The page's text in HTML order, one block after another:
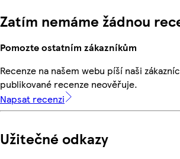
Zatím nemáme žádnou
Pomozte ostatním zákazníkům
Recenze na našem webu píší naši
publikované recenze neověřuje.
Napsat recenzi
Užitečné odkazy